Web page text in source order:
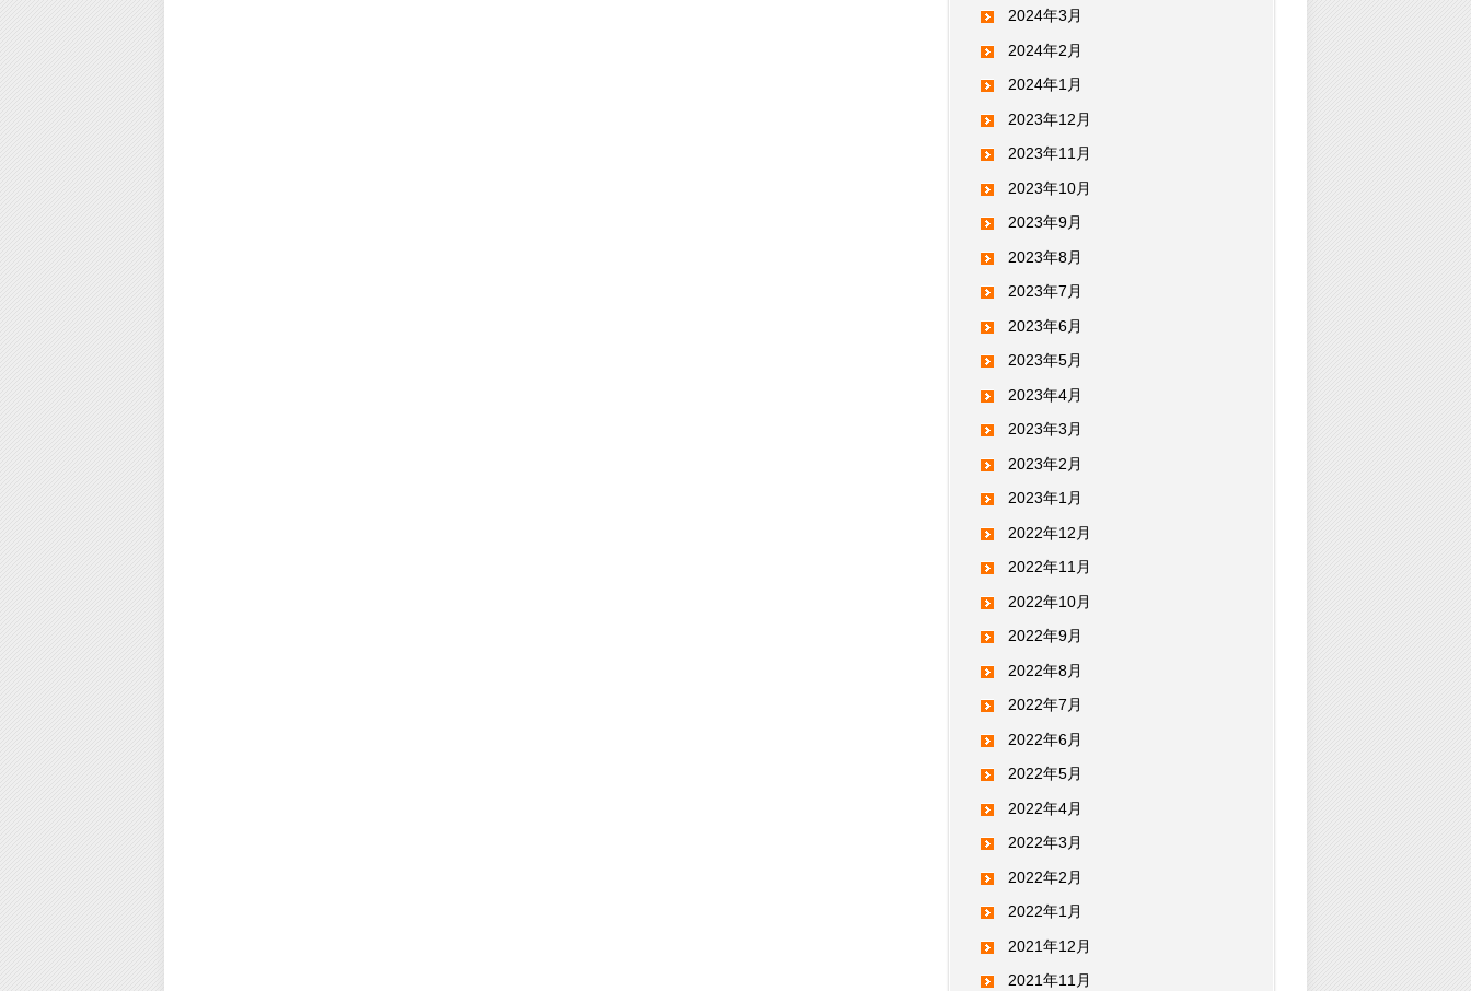
2024年3月
2024年2月
2024年1月
2023年12月
2023年11月
2023年10月
2023年9月
2023年8月
2023年7月
2023年6月
2023年5月
2023年4月
2023年3月
2023年2月
2023年1月
2022年12月
2022年11月
2022年10月
2022年9月
2022年8月
2022年7月
2022年6月
2022年5月
2022年4月
2022年3月
2022年2月
2022年1月
2021年12月
2021年11月